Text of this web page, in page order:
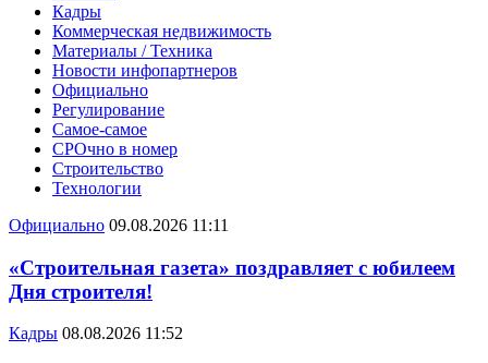
Кадры
Коммерческая недвижимость
Материалы / Техника
Новости инфопартнеров
Официально
Регулирование
Самое-самое
СРОчно в номер
Строительство
Технологии
Официально 09.08.2026 11:11
«Строительная газета» поздравляет с юбилеем
Дня строителя!
Кадры 08.08.2026 11:52